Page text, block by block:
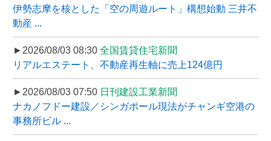
伊勢志摩を核とした「空の周遊ルート」構想始動 三井不
動産 ...
►2026/08/03 08:30 全国賃貸住宅新聞
リアルエステート、不動産再生軸に売上124億円
►2026/08/03 07:50 日刊建設工業新聞
ナカノフドー建設／シンガポール現法がチャンギ空港の
事務所ビル ...